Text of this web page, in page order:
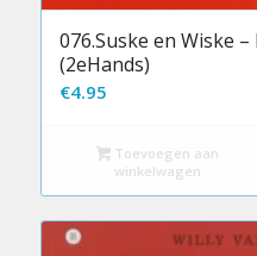
076.Suske en Wiske
(2eHands)
€4.95
Toevoegen aan
winkelwagen